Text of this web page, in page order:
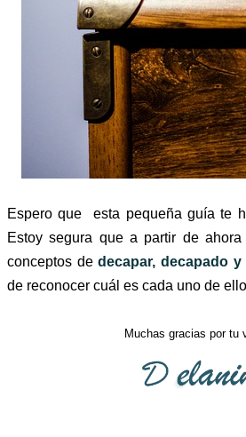
Espero que esta pequeña guía te
Estoy segura que a partir de
conceptos dedecapar, decapado y
de reconocer cuál es cada uno de
Muchas gracias por tu